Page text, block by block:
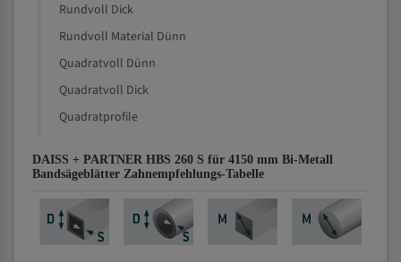
Rundvoll Dick
Rundvoll Material Dünn
Quadratvoll Dünn
Quadratvoll Dick
Quadratprofile
DAISS + PARTNER HBS 260 S für 4150 mm Bi-Metall
Bandsägeblätter Zahnempfehlungs-Tabelle